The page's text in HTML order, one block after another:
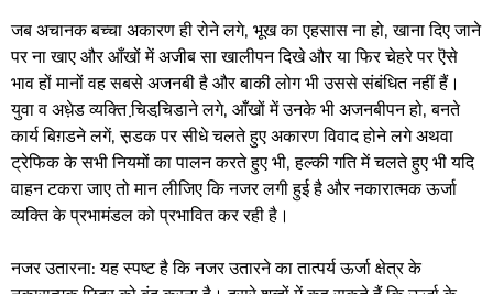
जब अचानक बच्चा अकारण ही रोने लगे, भूख का एहसास ना हो, खाना दिए जाने
पर ना खाए और आँखों में अजीब सा खालीपन दिखे और या फिर चेहरे पर ऎसे
भाव हों मानों वह सबसे अजनबी है और बाकी लोग भी उससे संबंधित नहीं हैं।
युवा व अधे़ड व्यक्ति चि़डचि़डाने लगे, आँखों में उनके भी अजनबीपन हो, बनते
कार्य बिग़डने लगें, स़डक पर सीधे चलते हुए अकारण विवाद होने लगे अथवा
ट्रेफिक के सभी नियमों का पालन करते हुए भी, हल्की गति में चलते हुए भी यदि
वाहन टकरा जाए तो मान लीजिए कि नजर लगी हुई है और नकारात्मक ऊर्जा
व्यक्ति के प्रभामंडल को प्रभावित कर रही है।
नजर उतारना: यह स्पष्ट है कि नजर उतारने का तात्पर्य ऊर्जा क्षेत्र के